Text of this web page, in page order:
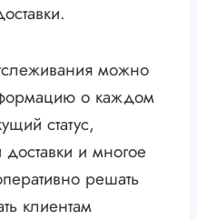
можно
о каждом
статус,
и многое
решать
клиентам